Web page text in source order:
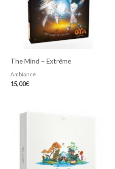
The Mind – Extrême
Ambiance
15,00€